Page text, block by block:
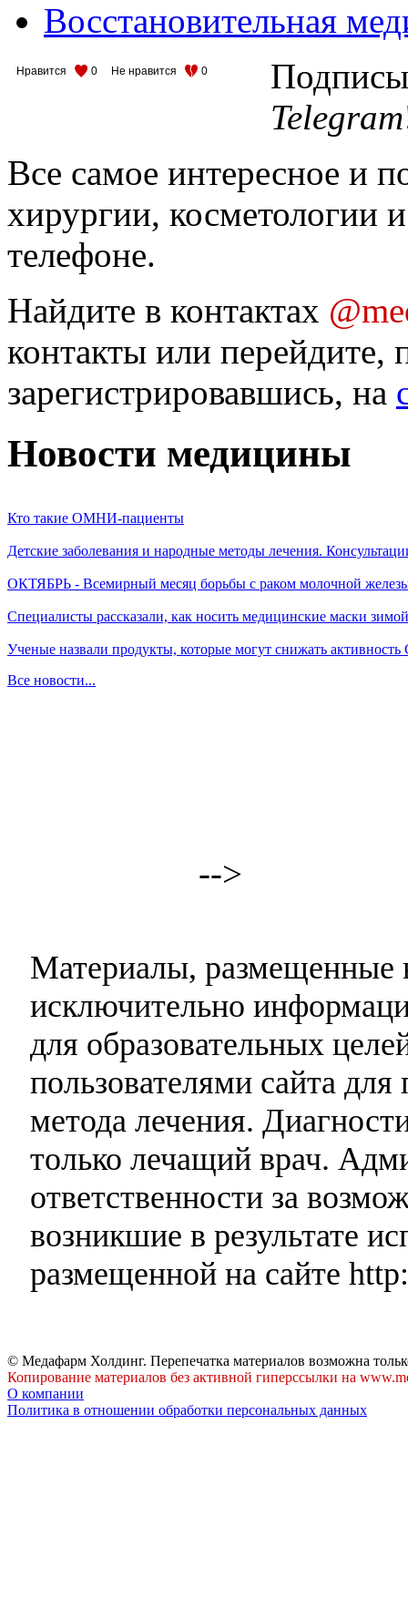
Восстановительная
Нравится 0 Не нравится 0
Telegram
Все самое интересное и
хирургии, косметологии
телефоне.
Найдите в контактах
контакты или перейдите,
зарегистрировавшись, на
Новости медицины
Кто такие ОМНИ-пациенты
Детские заболевания и народные методы лечения.
ОКТЯБРЬ - Всемирный месяц борьбы с раком молочной
Специалисты рассказали, как носить медицинские маски зимой
Ученые назвали продукты, которые могут снижать
Все новости...
-->
Материалы, размещенные
исключительно
для образовательных
пользователями сайта
метода лечения.
только лечащий врач.
ответственности за
возникшие в результате
размещенной на сайте
© Медафарм Холдинг. Перепечатка материалов возможна
Копирование материалов без активной гиперссылки на
О компании
Политика в отношении обработки персональных данных